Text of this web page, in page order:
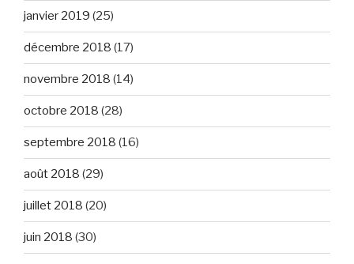
janvier 2019 (25)
décembre 2018 (17)
novembre 2018 (14)
octobre 2018 (28)
septembre 2018 (16)
août 2018 (29)
juillet 2018 (20)
juin 2018 (30)